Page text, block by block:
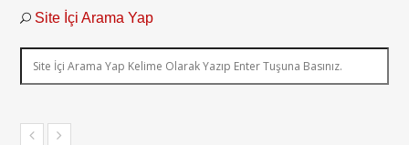
Site İçi Arama Yap